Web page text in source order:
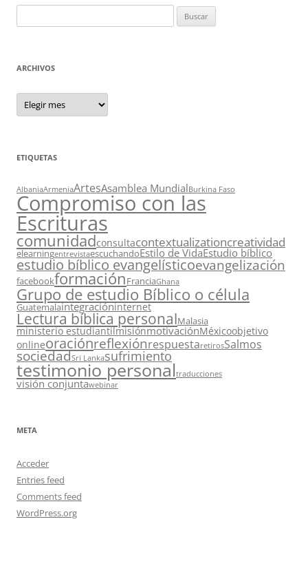
ARCHIVOS
Archivos
ETIQUETAS
AlbaniaArmeniaArtesAsamblea MundialBurkina Faso
Compromiso con las
Escrituras
comunidadconsultacontextualizationcreatividad
elearningentrevistaescuchandoEstilo de VidaEstudio bíblico
estudio bíblico evangelísticoevangelización
facebookformaciónFranciaGhana
Grupo de estudio Bíblico o célula
Guatemalaintegracióninternet
Lectura bíblica personalMalasia
ministerio estudiantilmisiónmotivaciónMéxicoobjetivo
onlineoraciónreflexiónrespuestaretirosSalmos
sociedadSri Lankasufrimiento
testimonio personaltraducciones
visión conjuntawebinar
META
Acceder
Entries feed
Comments feed
WordPress.org